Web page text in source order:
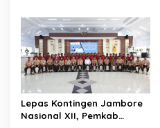
dan Peningkatan
Kompetensi Jurnalis
Lepas Kontingen Jambore
Nasional XII, Pemkab